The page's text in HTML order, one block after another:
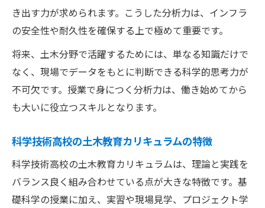
き出す力が求められます。こうした分析力は、インフラ
の安全性や耐久性を確保する上で極めて重要です。
将来、土木分野で活躍するためには、単なる知識だけで
なく、現場でデータをもとに判断できる科学的思考力が
不可欠です。授業で身につく分析力は、働き始めてから
も大いに役立つスキルとなります。
科学技術高校の土木教育カリキュラムの特徴
科学技術高校の土木教育カリキュラムは、理論と実践を
バランス良く組み合わせている点が大きな特徴です。基
礎科学の授業に加え、実習や現場見学、プロジェクト学